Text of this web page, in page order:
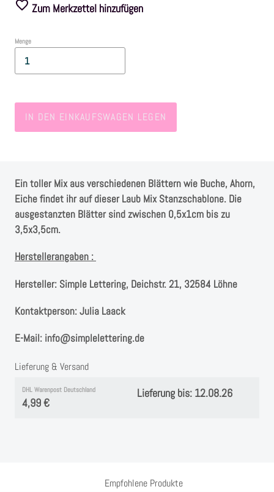
Frühling/Ostern
Maritim/Sommer
Weihnachten
Instagram
Kranzliebe
Zum Merkzettel hinzufügen
Menge
IN DEN EINKAUFSWAGEN LEGEN
Ein toller Mix aus verschiedenen Blättern wie Buche, Ahorn,
Eiche findet ihr auf dieser Laub Mix Stanzschablone. Die
ausgestanzten Blätter sind zwischen 0,5x1cm bis zu
3,5x3,5cm.
Herstellerangaben :
Hersteller: Simple Lettering, Deichstr. 21, 32584 Löhne
Kontaktperson:Julia Laack
E-Mail: info@simplelettering.de
Lieferung & Versand
DHL Warenpost Deutschland
4,99 €
Lieferung bis: 12.08.26
Empfohlene Produkte